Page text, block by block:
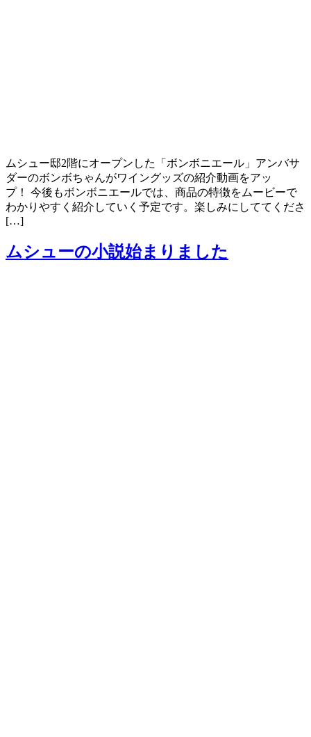
ムシュー邸2階にオープンした「ボンボニエール」アンバサ
ダーのボンボちゃんがワイングッズの紹介動画をアッ
プ！ 今後もボンボニエールでは、商品の特徴をムービーで
わかりやすく紹介していく予定です。楽しみにしててくださ
[…]
ムシューの小説始まりました